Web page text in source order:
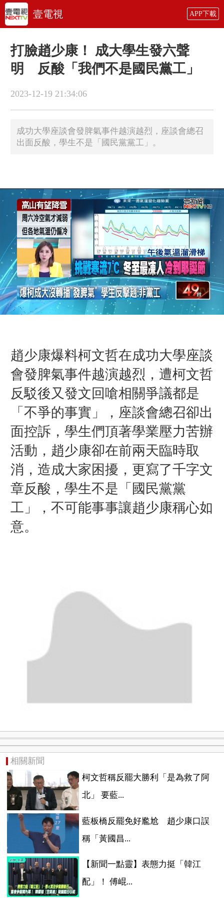
壹電視 APP下載
打臉趙少康！ 成大學生發六聲
明 反酸「我們不是國民黨工」
2023-12-19 21:34:06
成功大學座談會發脾氣事件越演越烈，座談會總召
出面反酸，學生不是「國民黨黨工」。
趙少康爆料柯文哲在成功大學座談
會發脾氣事件越演越烈，遭柯文哲
反駁後又發文回嗆相關爭議都是
「不爭的事實」，座談會總召卻出
面控訴，學生們頂著學業壓力苦辦
活動，趙少康卻在前兩天臨時取
消，造成大家困擾，更寫了千字文
章反酸，學生不是「國民黨黨
工」，不可能事事讓趙少康稱心如
意。
相關新聞
柯文哲稱反罷大勝利「是為救了阿
北」 要藍...
藍板橋反罷免好尷尬 趙少康口誤
稱「黃國昌...
【新聞一點靈】表態力挺「韓江
配」！ 傅崐...